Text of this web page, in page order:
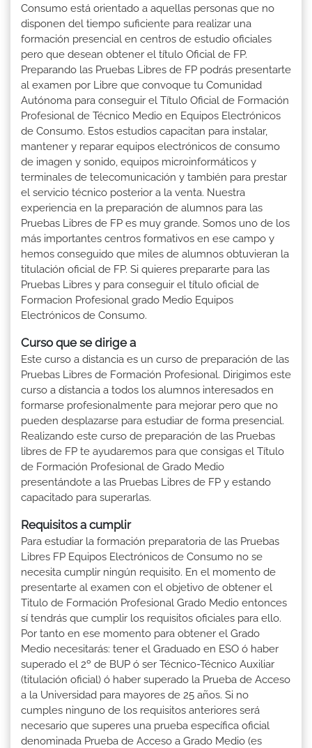
Consumo está orientado a aquellas personas que no
disponen del tiempo suficiente para realizar una
formación presencial en centros de estudio oficiales
pero que desean obtener el título Oficial de FP.
Preparando las Pruebas Libres de FP podrás presentarte
al examen por Libre que convoque tu Comunidad
Autónoma para conseguir el Título Oficial de Formación
Profesional de Técnico Medio en Equipos Electrónicos
de Consumo. Estos estudios capacitan para instalar,
mantener y reparar equipos electrónicos de consumo
de imagen y sonido, equipos microinformáticos y
terminales de telecomunicación y también para prestar
el servicio técnico posterior a la venta. Nuestra
experiencia en la preparación de alumnos para las
Pruebas Libres de FP es muy grande. Somos uno de los
más importantes centros formativos en ese campo y
hemos conseguido que miles de alumnos obtuvieran la
titulación oficial de FP. Si quieres prepararte para las
Pruebas Libres y para conseguir el título oficial de
Formacion Profesional grado Medio Equipos
Electrónicos de Consumo.
Curso que se dirige a
Este curso a distancia es un curso de preparación de las
Pruebas Libres de Formación Profesional. Dirigimos este
curso a distancia a todos los alumnos interesados en
formarse profesionalmente para mejorar pero que no
pueden desplazarse para estudiar de forma presencial.
Realizando este curso de preparación de las Pruebas
libres de FP te ayudaremos para que consigas el Título
de Formación Profesional de Grado Medio
presentándote a las Pruebas Libres de FP y estando
capacitado para superarlas.
Requisitos a cumplir
Para estudiar la formación preparatoria de las Pruebas
Libres FP Equipos Electrónicos de Consumo no se
necesita cumplir ningún requisito. En el momento de
presentarte al examen con el objetivo de obtener el
Titulo de Formación Profesional Grado Medio entonces
sí tendrás que cumplir los requisitos oficiales para ello.
Por tanto en ese momento para obtener el Grado
Medio necesitarás: tener el Graduado en ESO ó haber
superado el 2º de BUP ó ser Técnico-Técnico Auxiliar
(titulación oficial) ó haber superado la Prueba de Acceso
a la Universidad para mayores de 25 años. Si no
cumples ninguno de los requisitos anteriores será
necesario que superes una prueba específica oficial
denominada Prueba de Acceso a Grado Medio (es